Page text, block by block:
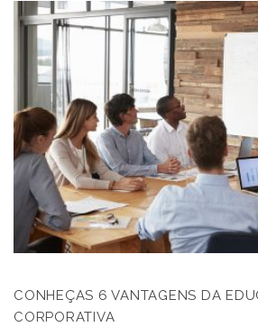
CONHEÇAS 6 VANTAGENS DA
CORPORATIVA